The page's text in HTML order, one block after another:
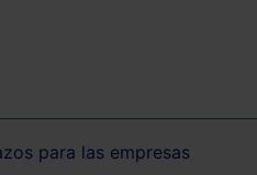
para las empresas